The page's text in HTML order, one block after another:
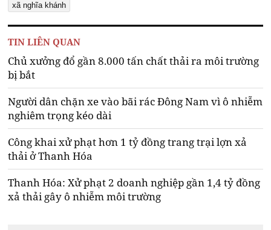
xã nghĩa khánh
TIN LIÊN QUAN
Chủ xưởng đổ gần 8.000 tấn chất thải ra môi trường
bị bắt
Người dân chặn xe vào bãi rác Đông Nam vì ô nhiễm
nghiêm trọng kéo dài
Công khai xử phạt hơn 1 tỷ đồng trang trại lợn xả
thải ở Thanh Hóa
Thanh Hóa: Xử phạt 2 doanh nghiệp gần 1,4 tỷ đồng
xả thải gây ô nhiễm môi trường